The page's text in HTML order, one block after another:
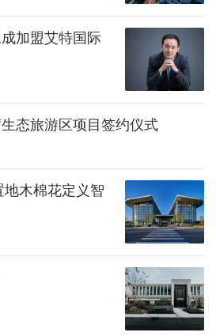
加盟艾特国际
态旅游区项目签约仪式
木棉花定义智